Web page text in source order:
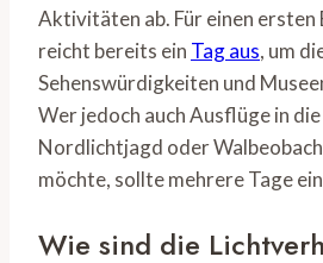
Aktivitäten ab. Für einen ersten
reicht bereits ein Tag aus, um
Sehenswürdigkeiten und
Wer jedoch auch Ausflüge in
Nordlichtjagd oder
möchte, sollte mehrere Tage
Wie sind die